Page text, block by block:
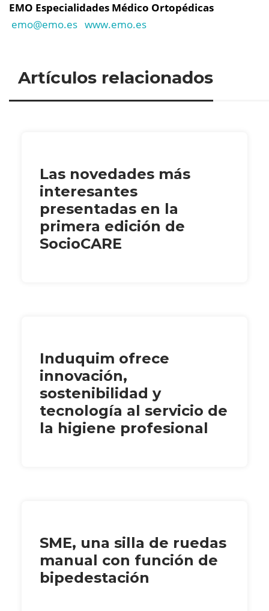
EMO Especialidades Médico Ortopédicas
emo@emo.es www.emo.es
Artículos relacionados
Las novedades más
interesantes
presentadas en la
primera edición de
SocioCARE
Induquim ofrece
innovación,
sostenibilidad y
tecnología al servicio de
la higiene profesional
SME, una silla de ruedas
manual con función de
bipedestación